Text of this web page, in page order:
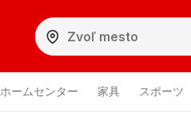
ホームセンター 家具 スポーツ